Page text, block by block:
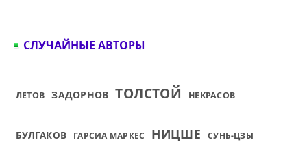
СЛУЧАЙНЫЕ АВТОРЫ
ЛЕТОВ ЗАДОРНОВ ТОЛСТОЙ НЕКРАСОВ
БУЛГАКОВ ГАРСИА МАРКЕС НИЦШЕ СУНЬ-ЦЗЫ